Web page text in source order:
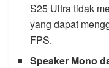
S25 Ultra tidak
yang dapat
FPS.
Speaker Mono